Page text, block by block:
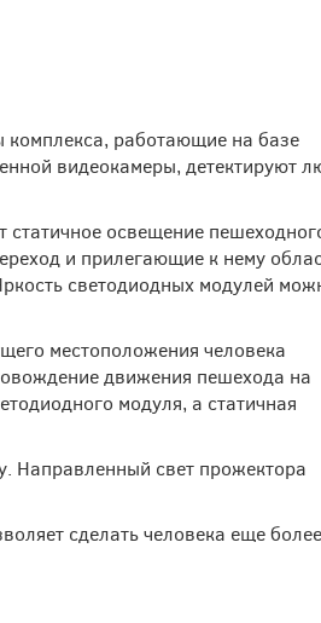
комплекса, работающие на базе
видеокамеры, детектируют
освещение
и прилегающие к нему
светодиодных модулей
местоположения человека
движения пешехода на
модуля, а статичная
Направленный свет прожектора
сделать человека еще более